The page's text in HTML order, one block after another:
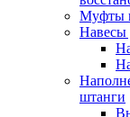
Муфты
Навесы
штанги